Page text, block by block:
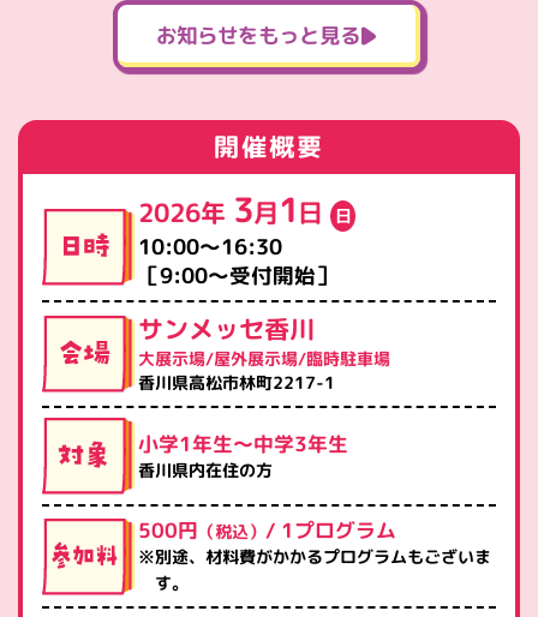
お知らせをもっと見る
開催概要
2026年 3月1日 日
10:00～16:30
［9:00～受付開始］
サンメッセ香川
大展示場/屋外展示場/臨時駐車場
香川県高松市林町2217-1
小学1年生～中学3年生
香川県内在住の方
500円 （税込）/ 1プログラム
別途、材料費がかかるプログラムもございま
す。